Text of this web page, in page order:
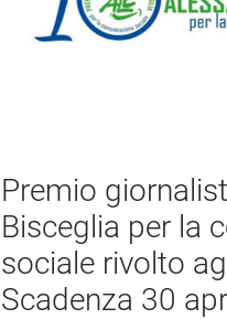
Premio
Bisceglia per la
sociale rivolto
Scadenza 30